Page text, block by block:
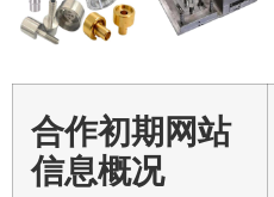
合作初期网站
信息概况